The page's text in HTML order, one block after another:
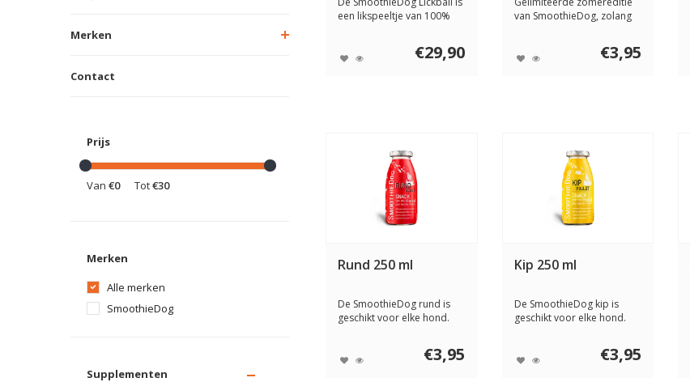
Merken
Contact
Prijs
Van €0 Tot€30
Merken
Alle merken
SmoothieDog
Supplementen
een likspeeltje van 100%
€29,90
van SmoothieDog, zolang
€3,95
Rund 250 ml
De SmoothieDog rund is
geschikt voor elke hond.
€3,95
Kip 250 ml
De SmoothieDog kip is
geschikt voor elke hond.
€3,95